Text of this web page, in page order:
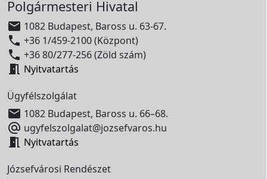
Polgármesteri Hivatal
 1082 Budapest, Baross u. 63-67.
 +36 1/459-2100 (Központ)
 +36 80/277-256 (Zöld szám)
 Nyitvatartás
Ügyfélszolgálat
 1082 Budapest, Baross u. 66–68.
 ugyfelszolgalat@jozsefvaros.hu
 Nyitvatartás
Józsefvárosi Rendészet